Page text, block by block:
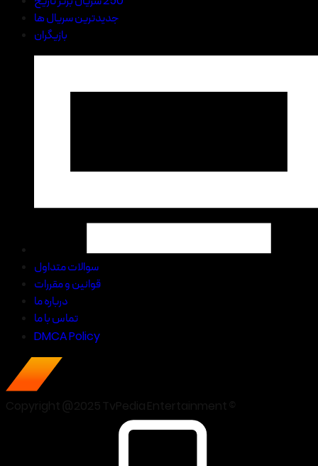
جدیدترین سریال ها
بازیگران
سوالات متداول
قوانین و مقررات
درباره ما
تماس با ما
DMCA Policy